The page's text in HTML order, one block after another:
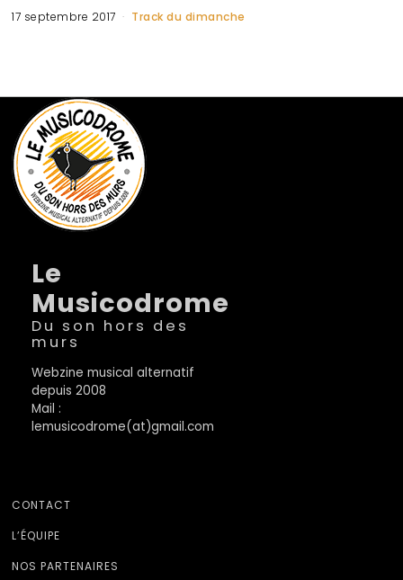
17 septembre 2017 Track du dimanche
Le
Musicodrome
Du son hors des
murs
Webzine musical alternatif
depuis 2008
Mail :
lemusicodrome(at)gmail.com
CONTACT
L’ÉQUIPE
NOS PARTENAIRES